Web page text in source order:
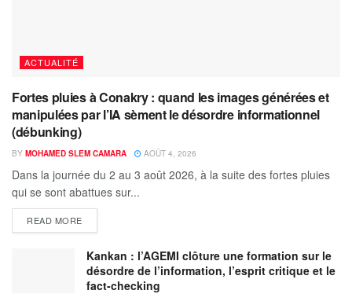
ACTUALITÉ
Fortes pluies à Conakry : quand les images générées et
manipulées par l’IA sèment le désordre informationnel
(débunking)
BY MOHAMED SLEM CAMARA AOÛT 4, 2026
Dans la journée du 2 au 3 août 2026, à la suite des fortes pluies
qui se sont abattues sur...
READ MORE
Kankan : l’AGEMI clôture une formation sur le
désordre de l’information, l’esprit critique et le
fact-checking